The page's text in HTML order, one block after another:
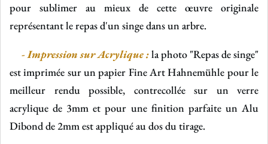
pour sublimer au mieux de cette œuvre originale
représentant le repas d'un singe dans un arbre.
-Impression sur Acrylique :la photo "Repas de singe"
est imprimée sur un papier Fine Art Hahnemühle pour le
meilleur rendu possible, contrecollée sur un verre
acrylique de 3mm et pour une finition parfaite un Alu
Dibond de 2mm est appliqué au dos du tirage.